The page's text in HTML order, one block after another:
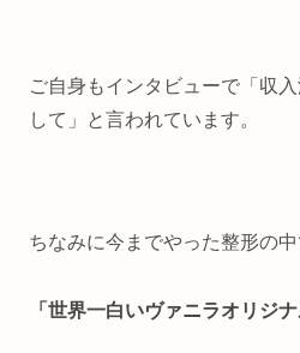
ご自身もインタビューで「収
して」と言われています。
ちなみに今までやった整形の中
「世界一白いヴァニラオリジ